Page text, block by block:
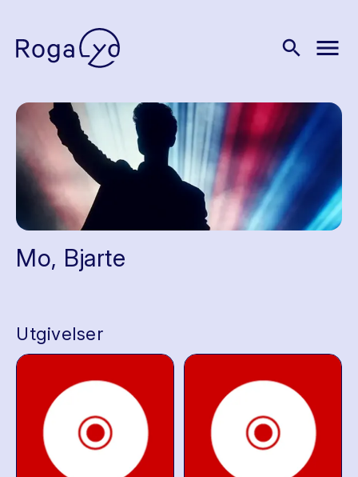
search menu
Mo, Bjarte
Utgivelser